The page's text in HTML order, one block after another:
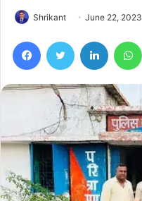
Shrikant June 22, 2023